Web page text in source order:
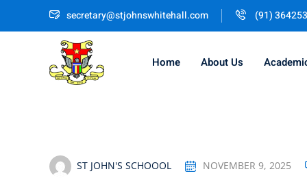
secretary@stjohnswhitehall.com (91)
Home About Us
ST JOHN'S SCHOOOL NOVEMBER 9, 2025